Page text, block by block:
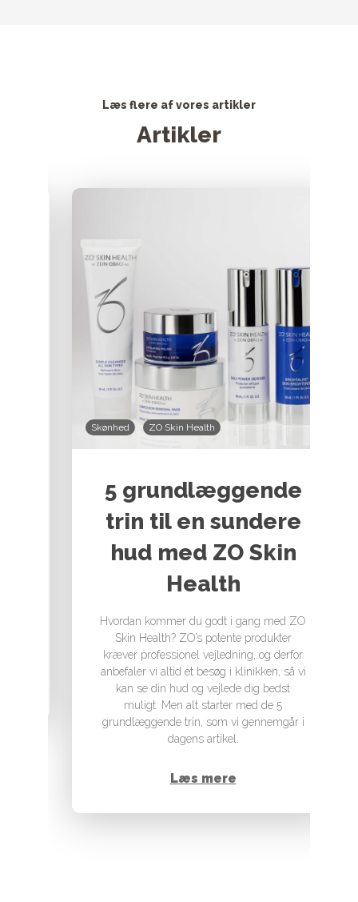
Læs flere af vores artikler
Artikler
Skønhed ZO Skin Health
5 grundlæggende
trin til en sundere
hud med ZO Skin
Health
Hvordan kommer du godt i gang med ZO
Skin Health? ZO’s potente produkter
kræver professionel vejledning, og derfor
anbefaler vi altid et besøg i klinikken, så vi
kan se din hud og vejlede dig bedst
muligt. Men alt starter med de 5
grundlæggende trin, som vi gennemgår i
dagens artikel.
Læs mere